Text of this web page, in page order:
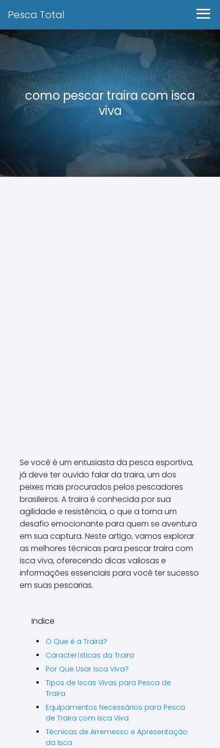
Pesca Total
como pescar traira com isca
viva
Se você é um entusiasta da pesca esportiva,
já deve ter ouvido falar da traira, um dos
peixes mais procurados pelos pescadores
brasileiros. A traira é conhecida por sua
agilidade e resistência, o que a torna um
desafio emocionante para quem se aventura
em sua captura. Neste artigo, vamos explorar
as melhores técnicas para pescar traira com
isca viva, oferecendo dicas valiosas e
informações essenciais para você ter sucesso
em suas pescarias.
Indice
O Que é a Traira?
Características da Traira
Por Que Usar Isca Viva?
Tipos de Iscas Vivas para Pesca de
Traira
Equipamentos Necessários para Pesca
de Traira com Isca Viva
Técnicas de Arremesso e Apresentação
da Isca